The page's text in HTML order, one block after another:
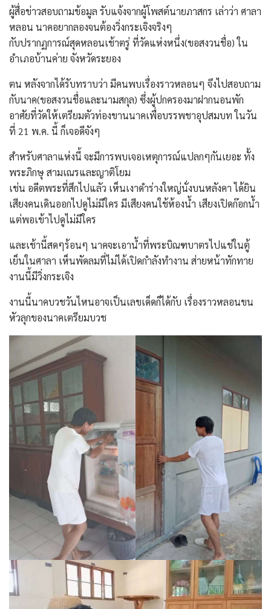
ผู้สื่อข่าวสอบถามข้อมูล รับแจ้งจากผู้โพสต์นายภาสกร เล่าว่า ศาลา
หลอน นาคอยากลองจนต้องวิ่งกระเจิงจริงๆ
กับปรากฏการณ์สุดหลอนเช้าตรู่ ที่วัดแห่งหนึ่ง(ขอสงวนชื่อ) ใน
อำเภอบ้านค่าย จังหวัดระยอง
ตน หลังจากได้รับทราบว่า มีคนพบเรื่องราวหลอนๆ จึงไปสอบถาม
กับนาค(ขอสงวนชื่อและนามสกุล) ซึ่งผู้ปกครองมาฝากนอนพัก
อาศัยที่วัดให้เตรียมตัวท่องขานนาคเพื่อบรรพชาอุปสมบท ในวัน
ที่ 21 พ.ค. นี้ ก็เจอดีจังๆ
สำหรับศาลาแห่งนี้ จะมีการพบเจอเหตุการณ์แปลกๆกันเยอะ ทั้ง
พระภิกษุ สามเณรและญาติโยม
เช่น อดีตพระที่สึกไปแลัว เห็นเงาดำร่างใหญ่นั่งบนหลังคา ได้ยิน
เสียงคนเดินออกไปดูไม่มีใคร มีเสียงคนใช้ห้องน้ำ เสียงเปิดก๊อกน้ำ
แต่พอเข้าไปดูไม่มีใคร
และเช้านี้สดๆร้อนๆ นาคจะเอาน้ำที่พระบิณฑบาตรไปแช่ในตู้
เย็นในศาลา เห็นพัดลมที่ไม่ได้เปิดกำลังทำงาน ส่ายหน้าทักทาย
งานนี้มีวิ่งกระเจิง
งานนี้นาคบวชวันไหนอาจเป็นเลขเด็ดก็ได้กับ เรื่องราวหลอนขน
หัวลุกของนาคเตรียมบวช